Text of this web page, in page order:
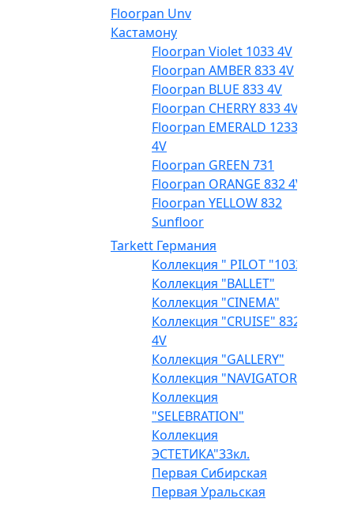
Floorpan Unv
Кастамону
Floorpan Violet 1033 4V
Floorpan AMBER 833 4V
Floorpan BLUE 833 4V
Floorpan CHERRY 833 4V
Floorpan EMERALD 1233
4V
Floorpan GREEN 731
Floorpan ORANGE 832 4V
Floorpan YELLOW 832
Sunfloor
Tarkett Германия
Коллекция " PILOT "1033
Коллекция "BALLET"
Коллекция "CINEMA"
Коллекция "CRUISE" 832
4V
Коллекция "GALLERY"
Коллекция "NAVIGATOR"
Коллекция
"SELEBRATION"
Коллекция
ЭСТЕТИКА"33кл.
Первая Сибирская
Первая Уральская